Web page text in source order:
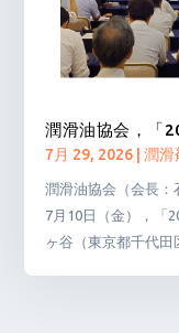
潤滑油協会，「
7月 29, 2026 |潤滑
潤滑油協会（会長：
7月10日（金），「
ヶ谷（東京都千代田